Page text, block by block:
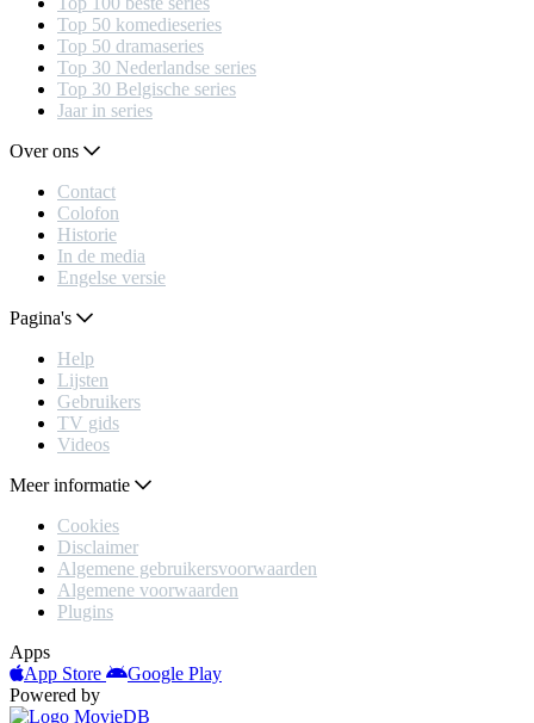
Top 50 komedieseries
Top 50 dramaseries
Top 30 Nederlandse series
Top 30 Belgische series
Jaar in series
Over ons
Contact
Colofon
Historie
In de media
Engelse versie
Pagina's
Help
Lijsten
Gebruikers
TV gids
Videos
Meer informatie
Cookies
Disclaimer
Algemene gebruikersvoorwaarden
Algemene voorwaarden
Plugins
Apps
App Store
Google Play
Powered by